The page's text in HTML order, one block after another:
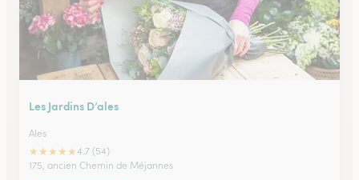
Les Jardins D’ales
Ales
★★★★★4.7 (54)
175, ancien Chemin de Méjannes